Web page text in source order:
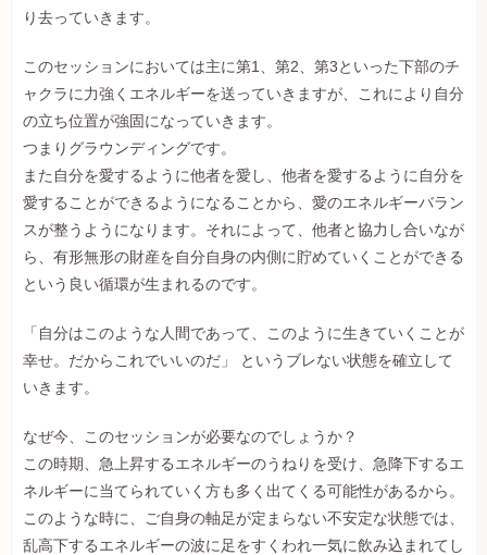
り去っていきます。
このセッションにおいては主に第1、第2、第3といった下部のチ
ャクラに力強くエネルギーを送っていきますが、これにより自分
の立ち位置が強固になっていきます。
つまりグラウンディングです。
また自分を愛するように他者を愛し、他者を愛するように自分を
愛することができるようになることから、愛のエネルギーバラン
スが整うようになります。それによって、他者と協力し合いなが
ら、有形無形の財産を自分自身の内側に貯めていくことができる
という良い循環が生まれるのです。
「自分はこのような人間であって、このように生きていくことが
幸せ。だからこれでいいのだ」 というブレない状態を確立して
いきます。
なぜ今、このセッションが必要なのでしょうか？
この時期、急上昇するエネルギーのうねりを受け、急降下するエ
ネルギーに当てられていく方も多く出てくる可能性があるから。
このような時に、ご自身の軸足が定まらない不安定な状態では、
乱高下するエネルギーの波に足をすくわれ一気に飲み込まれてし